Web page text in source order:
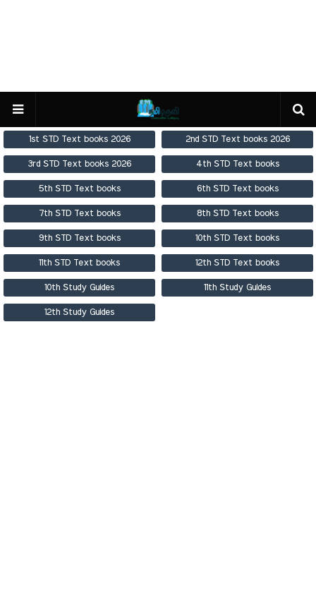
1st STD Text books 2026 2nd STD Text books 2026
3rd STD Text books 2026 4th STD Text books
5th STD Text books 6th STD Text books
7th STD Text books 8th STD Text books
9th STD Text books 10th STD Text books
11th STD Text books 12th STD Text books
10th Study Guides 11th Study Guides
12th Study Guides